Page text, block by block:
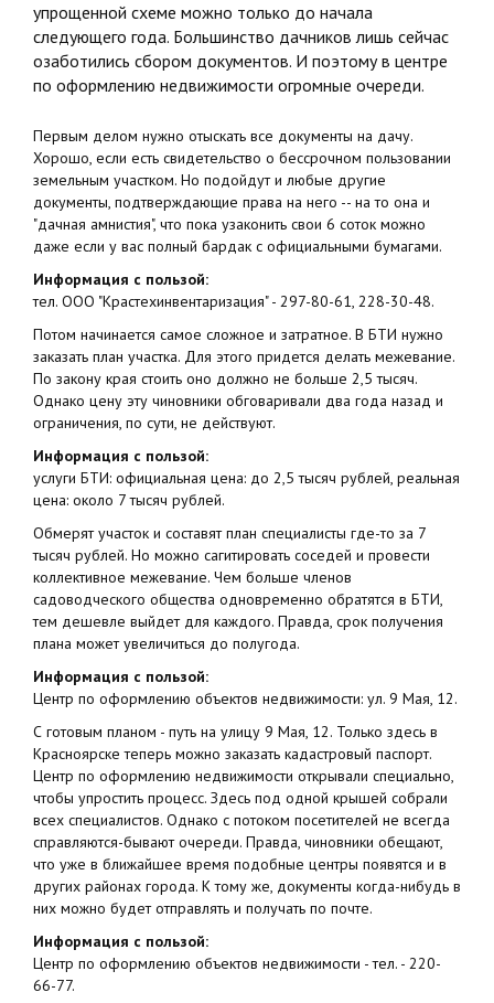
упрощенной схеме можно только до начала
следующего года. Большинство дачников лишь сейчас
озаботились сбором документов. И поэтому в центре
по оформлению недвижимости огромные очереди.
Первым делом нужно отыскать все документы на дачу.
Хорошо, если есть свидетельство о бессрочном пользовании
земельным участком. Но подойдут и любые другие
документы, подтверждающие права на него -- на то она и
"дачная амнистия", что пока узаконить свои 6 соток можно
даже если у вас полный бардак с официальными бумагами.
Информация с пользой:
тел. ООО "Крастехинвентаризация" - 297-80-61, 228-30-48.
Потом начинается самое сложное и затратное. В БТИ нужно
заказать план участка. Для этого придется делать межевание.
По закону края стоить оно должно не больше 2,5 тысяч.
Однако цену эту чиновники обговаривали два года назад и
ограничения, по сути, не действуют.
Информация с пользой:
услуги БТИ: официальная цена: до 2,5 тысяч рублей, реальная
цена: около 7 тысяч рублей.
Обмерят участок и составят план специалисты где-то за 7
тысяч рублей. Но можно сагитировать соседей и провести
коллективное межевание. Чем больше членов
садоводческого общества одновременно обратятся в БТИ,
тем дешевле выйдет для каждого. Правда, срок получения
плана может увеличиться до полугода.
Информация с пользой:
Центр по оформлению объектов недвижимости: ул. 9 Мая, 12.
С готовым планом - путь на улицу 9 Мая, 12. Только здесь в
Красноярске теперь можно заказать кадастровый паспорт.
Центр по оформлению недвижимости открывали специально,
чтобы упростить процесс. Здесь под одной крышей собрали
всех специалистов. Однако с потоком посетителей не всегда
справляются-бывают очереди. Правда, чиновники обещают,
что уже в ближайшее время подобные центры появятся и в
других районах города. К тому же, документы когда-нибудь в
них можно будет отправлять и получать по почте.
Информация с пользой:
Центр по оформлению объектов недвижимости - тел. - 220-
66-77.